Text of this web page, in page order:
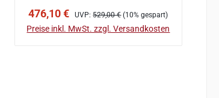
Verkaufspreis:
476,10 € Regulärer Preis:
UVP:529,00 € (10% gespart)
Preise inkl. MwSt. zzgl. Versandkosten